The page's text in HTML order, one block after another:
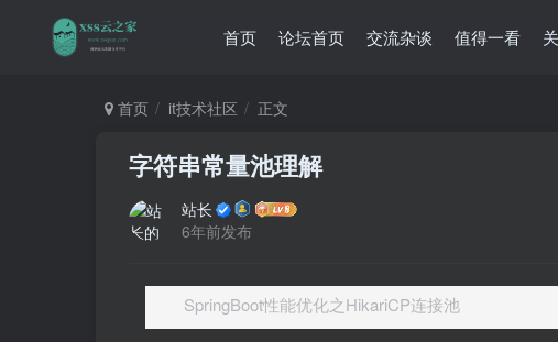
首页 论坛首页 交流杂谈 值得一看
首页 it技术社区 正文
字符串常量池理解
站长
6年前发布
SpringBoot性能优化之HikariCP连接池